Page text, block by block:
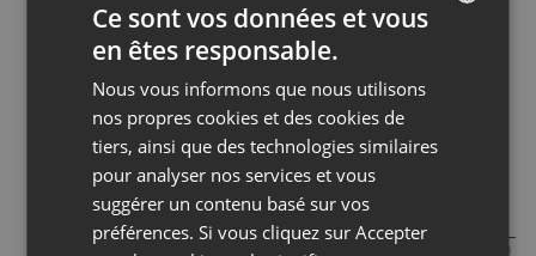
transcription est prête et vous recevrez une
notification sur le tableau de bord de votre
compte et un e-mail.Vous pouvez la
télécharger directement dans l’onglet des
enregistrements ou dans la fenêtre qui
s’affiche en cliquant sur le bouton «
Télécharger la transcription (TXT) ».
FRENCH
GERMAN
Ce sont vos données et vous
en êtes responsable.
Nous vous informons que nous utilisons
nos propres cookies et des cookies de
tiers, ainsi que des technologies similaires
pour analyser nos services et vous
suggérer un contenu basé sur vos
préférences. Si vous cliquez sur Accepter